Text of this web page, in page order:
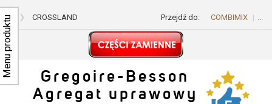
... CROSSLAND Przejdź do: COMBIMIX ...
Menu produktu
Gregoire-Besson
Agregat uprawowy